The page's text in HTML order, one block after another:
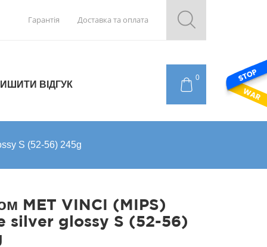
Гарантія Доставка та оплата
0
ВІДГУК
S (52-56) 245g
MET VINCI (MIPS)
silver glossy S (52-56)